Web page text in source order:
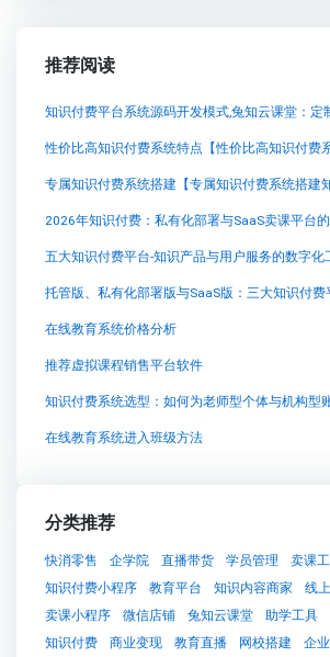
推荐阅读
知识付费平台系统源码开发模式,兔知云课堂：定
2026年知识付费：私有化部署与SaaS卖课平台
在线教育系统价格分析
推荐虚拟课程销售平台软件
在线教育系统进入班级方法
分类推荐
快消零售 企学院 直播带货 学员管理
卖课
知识付费小程序
教育平台 知识内容商家
线
卖课小程序
微信店铺 兔知云课堂 助学工具
知识付费
商业变现 教育直播 网校搭建 企